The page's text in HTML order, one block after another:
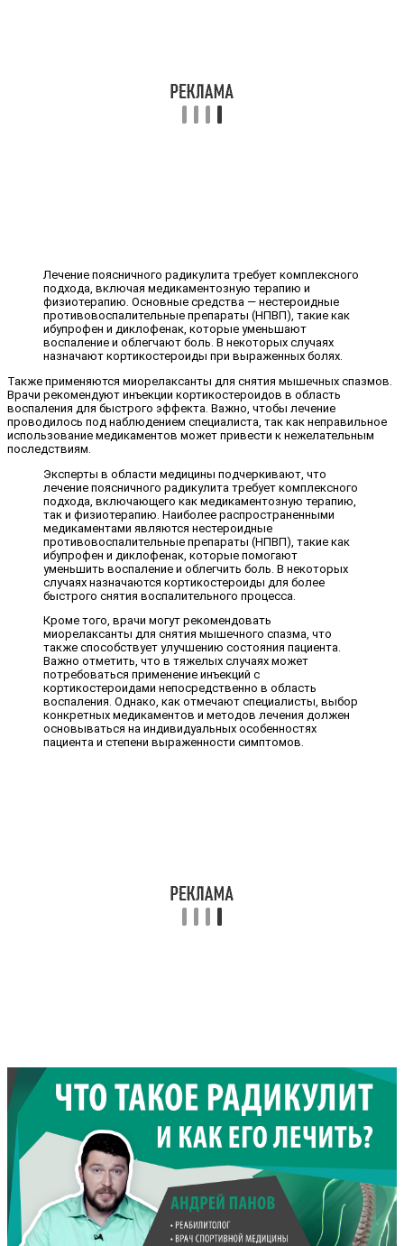
Лечение поясничного радикулита требует комплексного
подхода, включая медикаментозную терапию и
физиотерапию. Основные средства — нестероидные
противовоспалительные препараты (НПВП), такие как
ибупрофен и диклофенак, которые уменьшают
воспаление и облегчают боль. В некоторых случаях
назначают кортикостероиды при выраженных болях.
Также применяются миорелаксанты для снятия мышечных спазмов.
Врачи рекомендуют инъекции кортикостероидов в область
воспаления для быстрого эффекта. Важно, чтобы лечение
проводилось под наблюдением специалиста, так как неправильное
использование медикаментов может привести к нежелательным
последствиям.
Эксперты в области медицины подчеркивают, что
лечение поясничного радикулита требует комплексного
подхода, включающего как медикаментозную терапию,
так и физиотерапию. Наиболее распространенными
медикаментами являются нестероидные
противовоспалительные препараты (НПВП), такие как
ибупрофен и диклофенак, которые помогают
уменьшить воспаление и облегчить боль. В некоторых
случаях назначаются кортикостероиды для более
быстрого снятия воспалительного процесса.
Кроме того, врачи могут рекомендовать
миорелаксанты для снятия мышечного спазма, что
также способствует улучшению состояния пациента.
Важно отметить, что в тяжелых случаях может
потребоваться применение инъекций с
кортикостероидами непосредственно в область
воспаления. Однако, как отмечают специалисты, выбор
конкретных медикаментов и методов лечения должен
основываться на индивидуальных особенностях
пациента и степени выраженности симптомов.